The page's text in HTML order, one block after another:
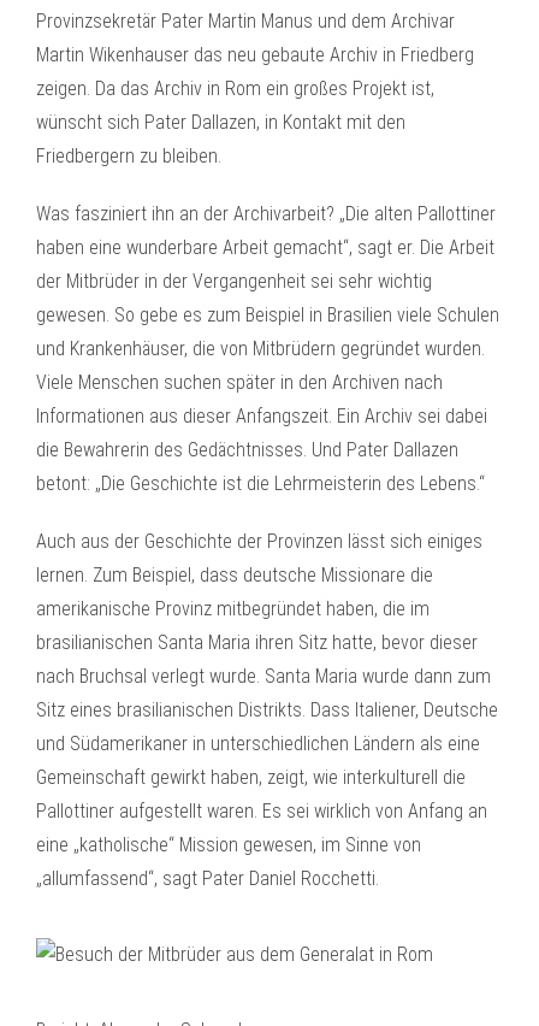
Provinzsekretär Pater Martin Manus und dem Archivar
Martin Wikenhauser das neu gebaute Archiv in Friedberg
zeigen. Da das Archiv in Rom ein großes Projekt ist,
wünscht sich Pater Dallazen, in Kontakt mit den
Friedbergern zu bleiben.
Was fasziniert ihn an der Archivarbeit? „Die alten Pallottiner
haben eine wunderbare Arbeit gemacht“, sagt er. Die Arbeit
der Mitbrüder in der Vergangenheit sei sehr wichtig
gewesen. So gebe es zum Beispiel in Brasilien viele Schulen
und Krankenhäuser, die von Mitbrüdern gegründet wurden.
Viele Menschen suchen später in den Archiven nach
Informationen aus dieser Anfangszeit. Ein Archiv sei dabei
die Bewahrerin des Gedächtnisses. Und Pater Dallazen
betont: „Die Geschichte ist die Lehrmeisterin des Lebens.“
Auch aus der Geschichte der Provinzen lässt sich einiges
lernen. Zum Beispiel, dass deutsche Missionare die
amerikanische Provinz mitbegründet haben, die im
brasilianischen Santa Maria ihren Sitz hatte, bevor dieser
nach Bruchsal verlegt wurde. Santa Maria wurde dann zum
Sitz eines brasilianischen Distrikts. Dass Italiener, Deutsche
und Südamerikaner in unterschiedlichen Ländern als eine
Gemeinschaft gewirkt haben, zeigt, wie interkulturell die
Pallottiner aufgestellt waren. Es sei wirklich von Anfang an
eine „katholische“ Mission gewesen, im Sinne von
„allumfassend“, sagt Pater Daniel Rocchetti.